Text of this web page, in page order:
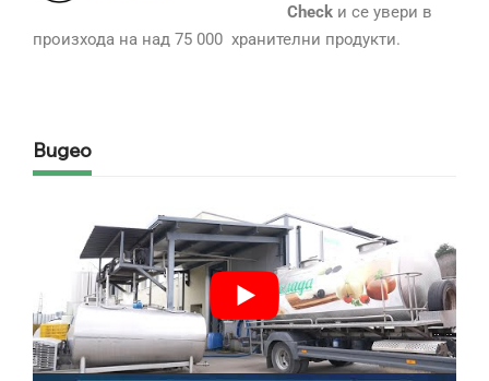
Checkи се увери в
произхода на над 75 000 хранителни продукти.
Видео